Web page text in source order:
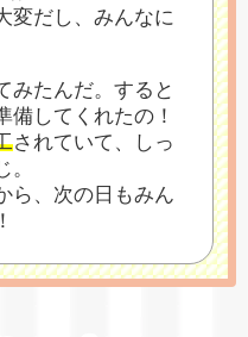
変だし、 みんなに
たんだ。 すると
備してくれたの！
されていて、
しっ
ら、 次の日もみん